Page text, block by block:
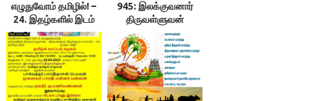
எழுதுவோம் தமிழில்! –
24. இதழ்களில் இடம்
பெறும்
தமிழ்க்கொலைகள் -1:
இலக்குவனார்
திருவள்ளுவன்
945: இலக்குவனார்
திருவள்ளுவன்